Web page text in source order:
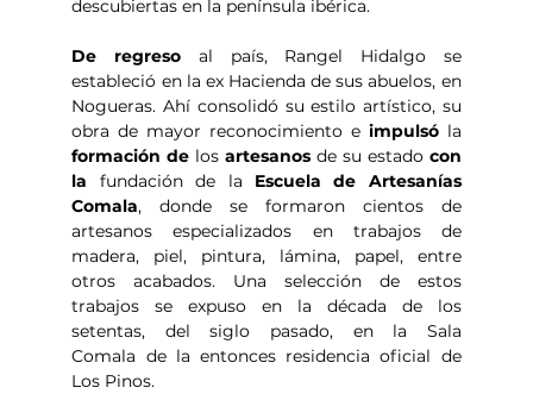
descubiertas en la península ibérica.
De regreso al país, Rangel Hidalgo se
estableció en la ex Hacienda de sus abuelos, en
Nogueras. Ahí consolidó su estilo artístico, su
obra de mayor reconocimiento e impulsó
formación de los artesanos de su estado con
la fundación de la Escuela de Artesanías
Comala, donde se formaron cientos de
artesanos especializados en trabajos de
madera, piel, pintura, lámina, papel, entre
otros acabados. Una selección de estos
trabajos se expuso en la década de los
setentas, del siglo pasado, en la Sala
Comala de la entonces residencia oficial de
Los Pinos.